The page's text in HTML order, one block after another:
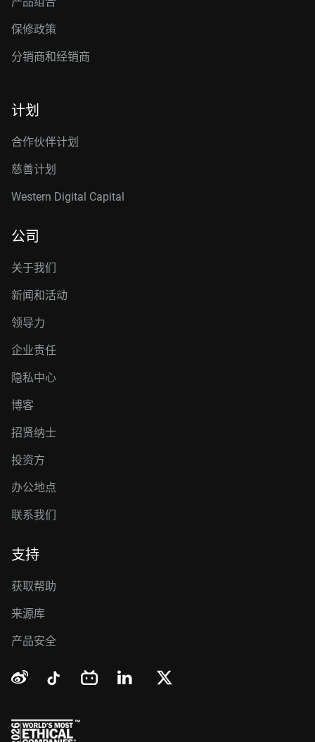
保修政策
分销商和经销商
计划
合作伙伴计划
慈善计划
Western Digital Capital
公司
关于我们
新闻和活动
领导力
企业责任
隐私中心
博客
招贤纳士
投资方
办公地点
联系我们
支持
获取帮助
来源库
产品安全